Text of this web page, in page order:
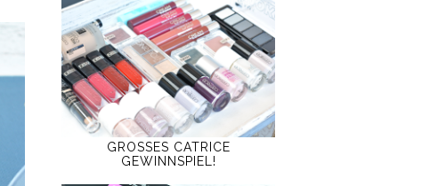
GROSSES CATRICE
GEWINNSPIEL!